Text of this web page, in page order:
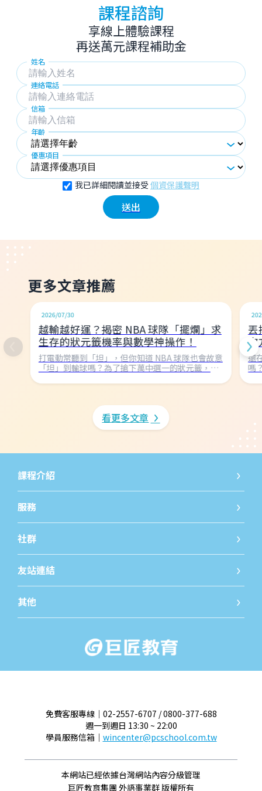
課程諮詢
享線上體驗課程
再送萬元課程補助金
姓名
連絡電話
信箱
年齡
優惠項目
我已詳細閱讀並接受 個資保護聲明
送出
更多文章推薦
看更多文章
2026/07/30
越輸越好運？揭密 NBA 球隊「擺爛」求
生存的狀元籤機率與數學神操作！
打電動常聽到「坦」，但你知道 NBA 球隊也會故意
「坦」到輸球嗎？為了搶下萬中選一的狀元籤，球
籤的機率密碼，看看 1000 種組合如何決定球隊命
丟
次
還
嗎
「
課程介紹
國小課程 國小
服務
線上發問 免費
社群
iWorld JR粉絲團
友站連結
巨匠教育 巨匠
其他
免費客服專線｜02-2557-6707 / 0800-377-688
週一到週日 13:30 ~ 22:00
學員服務信箱｜ wincenter@pcschool.com.tw
本網站已經依據台灣網站內容分級管理
巨匠教育集團 外語事業群 版權所有